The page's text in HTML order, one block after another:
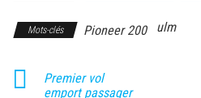
Mots-clés Pioneer 200 ulm
Premier vol
emport passager